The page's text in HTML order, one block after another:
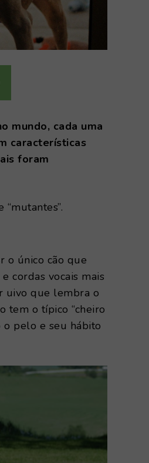
mundo, cada uma
características
foram
“mutantes”.
o único cão que
cordas vocais mais
uivo que lembra o
tem o típico “cheiro
o pelo e seu hábito